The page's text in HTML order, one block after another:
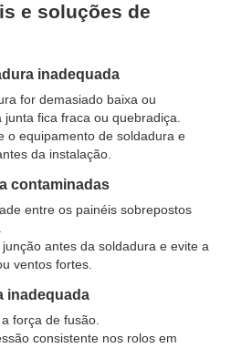
e soluções de
inadequada
for demasiado baixa ou
fica fraca ou quebradiça.
o equipamento de soldadura e
da instalação.
contaminadas
entre os painéis sobrepostos
antes da soldadura e evite a
ventos fortes.
inadequada
força de fusão.
consistente nos rolos em